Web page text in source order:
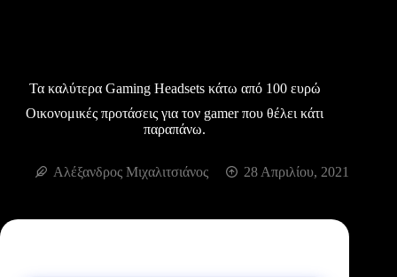
Τα καλύτερα Gaming Headsets κάτω από 100 ευρώ
Οικονομικές προτάσεις για τον gamer που θέλει κάτι
παραπάνω.
Αλέξανδρος Μιχαλιτσιάνος 28 Απριλίου, 2021